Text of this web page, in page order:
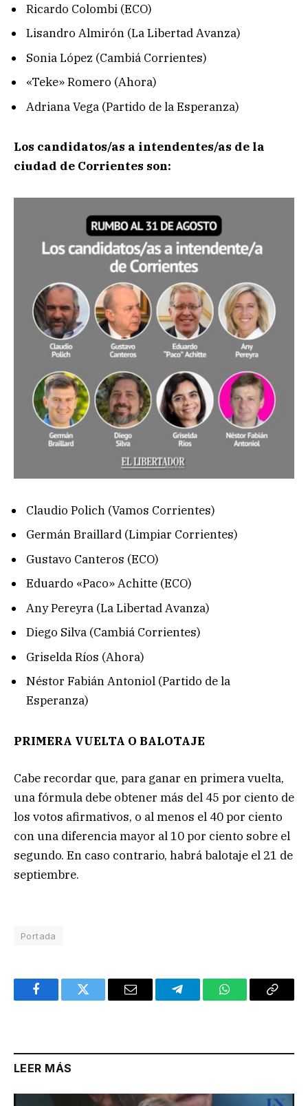
Ricardo Colombi (ECO)
Lisandro Almirón (La Libertad Avanza)
Sonia López (Cambiá Corrientes)
«Teke» Romero (Ahora)
Adriana Vega (Partido de la Esperanza)
Los candidatos/as a intendentes/as de la
ciudad de Corrientes son:
Claudio Polich (Vamos Corrientes)
Germán Braillard (Limpiar Corrientes)
Gustavo Canteros (ECO)
Eduardo «Paco» Achitte (ECO)
Any Pereyra (La Libertad Avanza)
Diego Silva (Cambiá Corrientes)
Griselda Ríos (Ahora)
Néstor Fabián Antoniol (Partido de la
Esperanza)
PRIMERA VUELTA O BALOTAJE
Cabe recordar que, para ganar en primera vuelta,
una fórmula debe obtener más del 45 por ciento de
los votos afirmativos, o al menos el 40 por ciento
con una diferencia mayor al 10 por ciento sobre el
segundo. En caso contrario, habrá balotaje el 21 de
septiembre.
Portada
FacebookTwitter Email TelegramWhatsAppCopy
LEER MÁS